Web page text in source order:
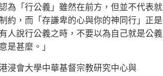
為「行公義」雖然在前方，但並不代表就
約，而「存謙卑的心與你的神同行」正是
人說行公義之時，不要以為自己就是公義
是甚麼。」
會大學中華基督宗教研究中心與